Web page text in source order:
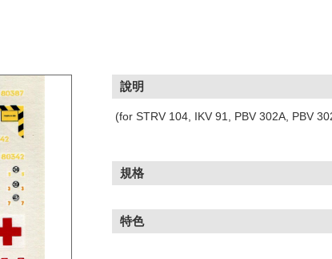
說明
(for STRV 104, IKV 91, PBV 302A, PBV
規格
特色